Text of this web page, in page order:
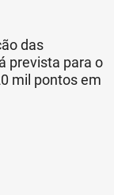
das
prevista para o
mil pontos em